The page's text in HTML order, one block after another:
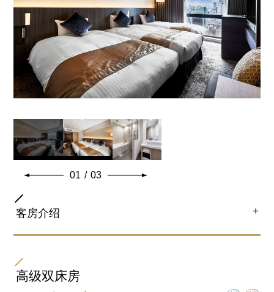
加床
加床(不可)/加婴儿床(不可)
同床儿童限定2名。
全室客房设备及备品
01 / 03
客房介绍 ＋
三人房
高级双床房